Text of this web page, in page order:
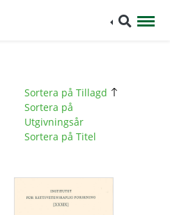
Sortera på Tillagd
Sortera på
Utgivningsår
Sortera på Titel